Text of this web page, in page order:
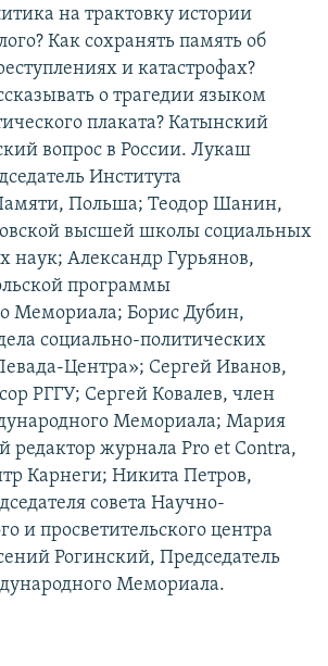
на трактовку истории
Как сохранять память об
и катастрофах?
о трагедии языком
плаката? Катынский
вопрос в России. Лукаш
Института
Польша; Теодор Шанин,
высшей школы социальных
наук; Александр Гурьянов,
программы
Мемориала; Борис Дубин,
социально-политических
Центра»; Сергей Иванов,
РГГУ; Сергей Ковалев, член
Мемориала; Мария
редактор журнала Pro et Contra,
Карнеги; Никита Петров,
совета Научно-
и просветительского центра
Рогинский, Председатель
Мемориала.